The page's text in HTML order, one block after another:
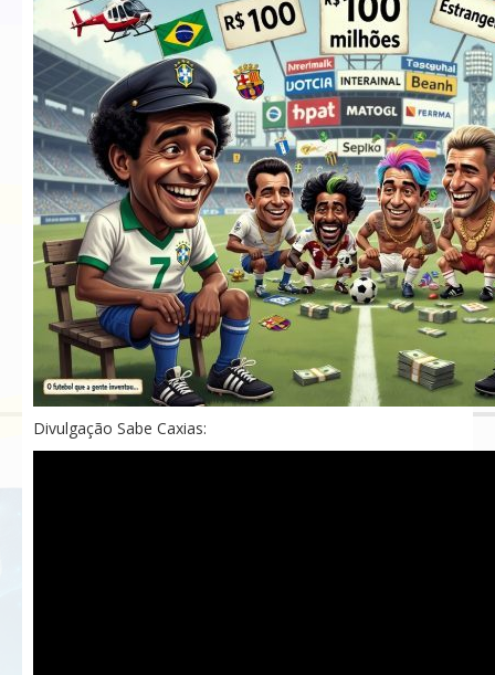
Divulgação Sabe Caxias: